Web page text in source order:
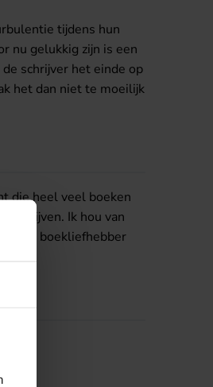
tijdens hun
nu gelukkig zijn is een
schrijver het einde op
het dan niet te moeilijk
die heel veel boeken
schrijven. Ik hou van
een boekliefhebber